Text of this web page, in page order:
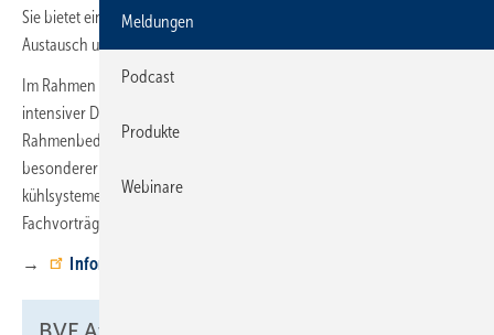
Sie bietet eine Plattform für Wissenstransfer, interdisziplinären
Austausch und Vernetzung innerhalb der Branche.
Im Rahmen des Symposiums erwartet die Teilnehmenden ein
intensiver Dialog zu Marktanforderungen, regulatorischen
Rahmenbedingungen und technologischen Innovationen. Ein
besonderer Schwerpunkt liegt auf der Rolle von Flächenheiz- und -
kühlsystemen als Schlüsseltechnologie der Wärmewende.
Fachvorträge ergänzen das Programm.
→ Informationen und Anmeldung
Meldungen
Podcast
Produkte
Webinare